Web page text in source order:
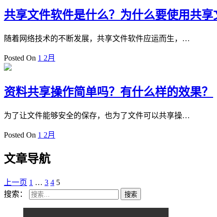
共享文件软件是什么？为什么要使用共享
随着网络技术的不断发展，共享文件软件应运而生，…
Posted On 1 2月
资料共享操作简单吗？有什么样的效果？
为了让文件能够安全的保存，也为了文件可以共享操…
Posted On 1 2月
文章导航
上一页 1 … 3 4 5
搜索：